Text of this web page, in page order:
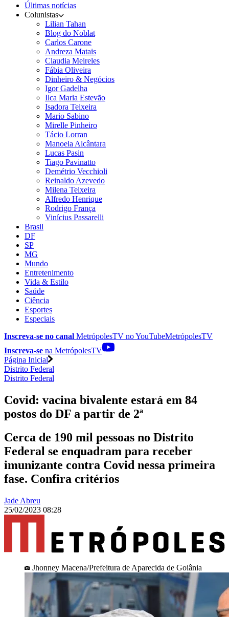
Últimas notícias
Colunistas
Lilian Tahan
Blog do Noblat
Carlos Carone
Andreza Matais
Claudia Meireles
Fábia Oliveira
Dinheiro & Negócios
Igor Gadelha
Ilca Maria Estevão
Isadora Teixeira
Mario Sabino
Mirelle Pinheiro
Tácio Lorran
Manoela Alcântara
Lucas Pasin
Tiago Pavinatto
Demétrio Vecchioli
Reinaldo Azevedo
Milena Teixeira
Alfredo Henrique
Rodrigo França
Vinícius Passarelli
Brasil
DF
SP
MG
Mundo
Entretenimento
Vida & Estilo
Saúde
Ciência
Esportes
Especiais
Inscreva-se no canal MetrópolesTV noYouTubeMetrópolesTV
Inscreva-se na MetrópolesTV
Página Inicial
Distrito Federal
Distrito Federal
Covid: vacina bivalente estará em 84
postos do DF a partir de 2ª
Cerca de 190 mil pessoas no Distrito
Federal se enquadram para receber
imunizante contra Covid nessa primeira
fase. Confira critérios
Jade Abreu
25/02/2023 08:28
Jhonney Macena/Prefeitura de Aparecida de Goiânia